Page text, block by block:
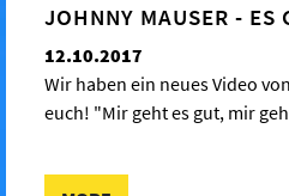
JOHNNY MAUSER - ES
12.10.2017
Wir haben ein neues Video
euch! "Mir geht es gut, mir